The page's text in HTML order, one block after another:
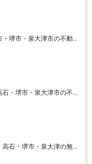
☆卒園式☆ 高石市・堺市・泉大津市の不動産の事ならココロホーム株式会社にお問い合わせください
☆お別れ遠足☆ 高石・堺市・泉大津市の不動産売却の事ならココロホーム株式会社にお問い合わせください
初出動！！！ 高石・堺市・泉大津の無料査定の事ならココロホーム株式会社